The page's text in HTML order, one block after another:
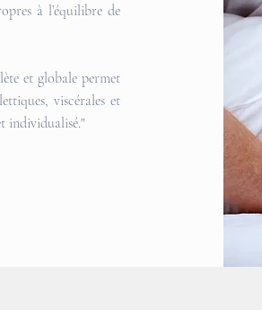
à l’équilibre de
et globale permet
viscérales et
individualisé."